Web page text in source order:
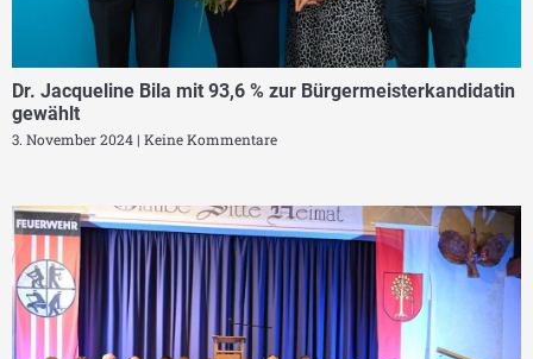
Dr. Jacqueline Bila mit 93,6 % zur Bürgermeisterkandidatin
gewählt
3. November 2024 Keine Kommentare